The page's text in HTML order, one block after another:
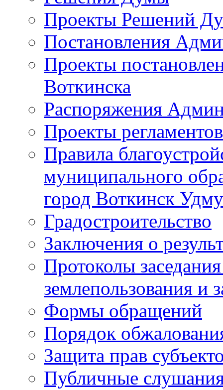
Проекты Решений
Постановления
Проекты
Воткинска
Распоряжения
Проекты
Правила
муниципального
город Воткинск
Градостроительство
Заключения о
Протоколы
землепользования и
Формы обращений
Порядок
Защита прав
Публичные